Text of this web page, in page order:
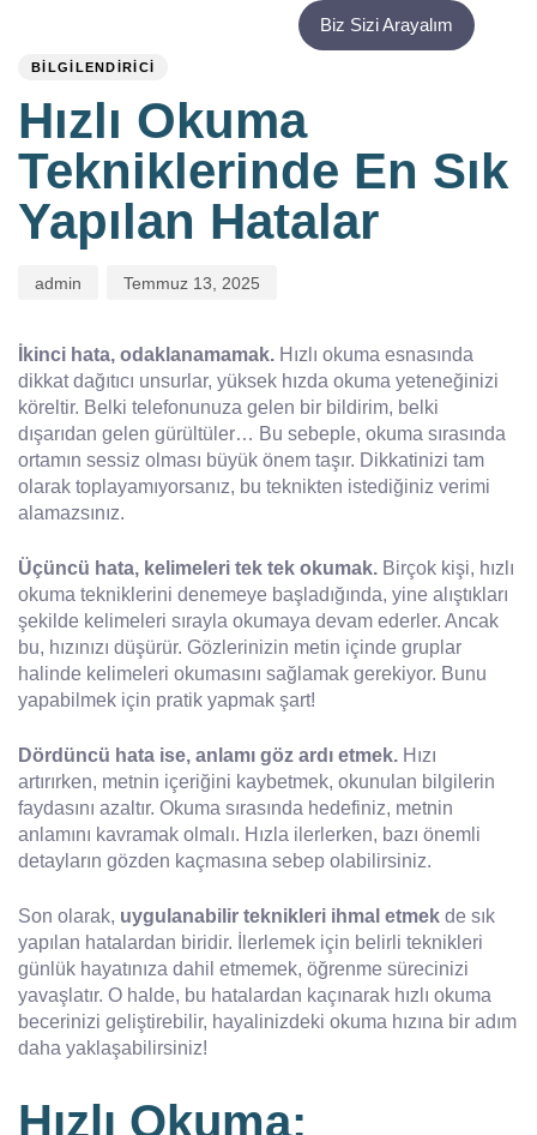
Biz Sizi Arayalım
BILGILENDIRICI
Hızlı Okuma
Tekniklerinde En Sık
Yapılan Hatalar
admin Temmuz 13, 2025
İkinci hata, odaklanamamak. Hızlı okuma esnasında
dikkat dağıtıcı unsurlar, yüksek hızda okuma yeteneğinizi
köreltir. Belki telefonunuza gelen bir bildirim, belki
dışarıdan gelen gürültüler… Bu sebeple, okuma sırasında
ortamın sessiz olması büyük önem taşır. Dikkatinizi tam
olarak toplayamıyorsanız, bu teknikten istediğiniz verimi
alamazsınız.
Üçüncü hata, kelimeleri tek tek okumak. Birçok kişi, hızlı
okuma tekniklerini denemeye başladığında, yine alıştıkları
şekilde kelimeleri sırayla okumaya devam ederler. Ancak
bu, hızınızı düşürür. Gözlerinizin metin içinde gruplar
halinde kelimeleri okumasını sağlamak gerekiyor. Bunu
yapabilmek için pratik yapmak şart!
Dördüncü hata ise, anlamı göz ardı etmek. Hızı
artırırken, metnin içeriğini kaybetmek, okunulan bilgilerin
faydasını azaltır. Okuma sırasında hedefiniz, metnin
anlamını kavramak olmalı. Hızla ilerlerken, bazı önemli
detayların gözden kaçmasına sebep olabilirsiniz.
Son olarak, uygulanabilir teknikleri ihmal etmek de sık
yapılan hatalardan biridir. İlerlemek için belirli teknikleri
günlük hayatınıza dahil etmemek, öğrenme sürecinizi
yavaşlatır. O halde, bu hatalardan kaçınarak hızlı okuma
becerinizi geliştirebilir, hayalinizdeki okuma hızına bir adım
daha yaklaşabilirsiniz!
Hızlı Okuma: